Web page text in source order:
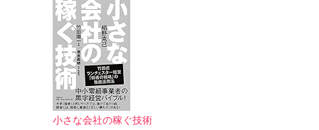
小さな会社の稼ぐ技術